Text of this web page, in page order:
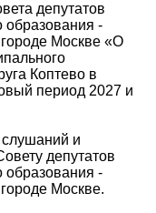
депутатов
образования -
городе Москве «О
Коптево в
период 2027 и
и
депутатов
образования -
Москве.